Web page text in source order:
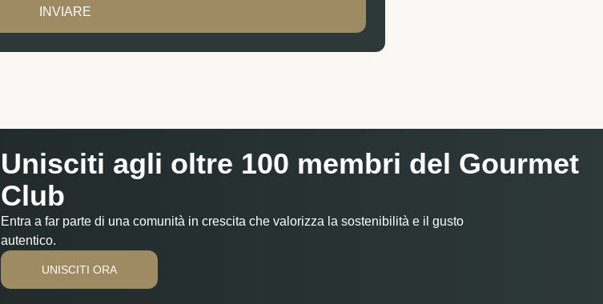
Unisciti agli oltre 100 membri del Gourmet
Club
Entra a far parte di una comunità in crescita che valorizza la sostenibilità e il gusto
autentico.
UNISCITI ORA